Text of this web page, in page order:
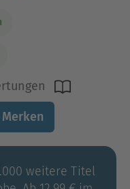
Merken
weitere Titel